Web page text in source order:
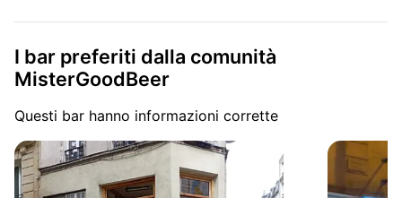
I bar preferiti dalla comunità
MisterGoodBeer
Questi bar hanno informazioni corrette